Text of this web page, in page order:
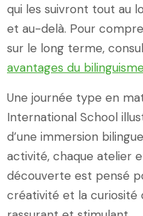
qui les suivront tout au
et au-delà. Pour
sur le long terme,
avantages du
Une journée type en
International School
d’une immersion
activité, chaque atelier
découverte est pensé
créativité et la curiosité